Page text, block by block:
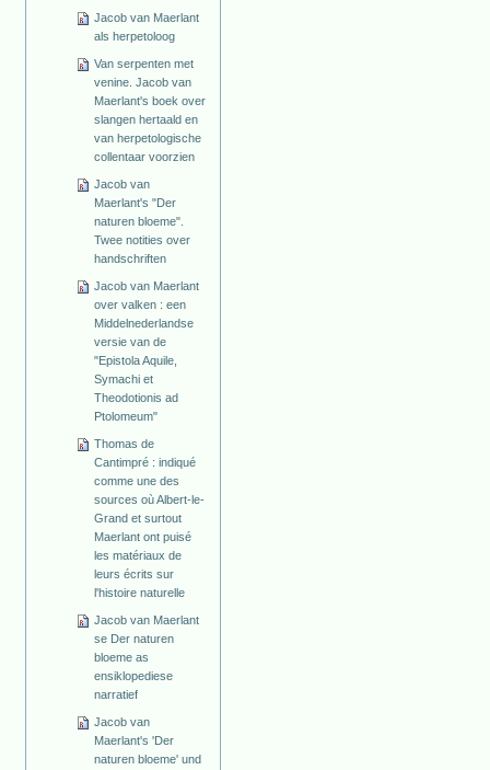
Jacob van Maerlant
als herpetoloog
Van serpenten met
venine. Jacob van
Maerlant's boek over
slangen hertaald en
van herpetologische
collentaar voorzien
Jacob van
Maerlant's "Der
naturen bloeme".
Twee notities over
handschriften
Jacob van Maerlant
over valken : een
Middelnederlandse
versie van de
"Epistola Aquile,
Symachi et
Theodotionis ad
Ptolomeum"
Thomas de
Cantimpré : indiqué
comme une des
sources où Albert-le-
Grand et surtout
Maerlant ont puisé
les matériaux de
leurs écrits sur
l'histoire naturelle
Jacob van Maerlant
se Der naturen
bloeme as
ensiklopediese
narratief
Jacob van
Maerlant's 'Der
naturen bloeme' und